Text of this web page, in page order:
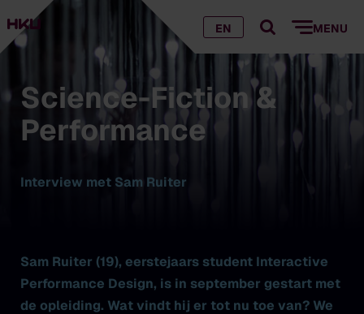
EN MENU
Science-Fiction &
Performance
Interview met Sam Ruiter
Sam Ruiter (19), eerstejaars student Interactive
Performance Design, is in september gestart met
de opleiding. Wat vindt hij er tot nu toe van? We